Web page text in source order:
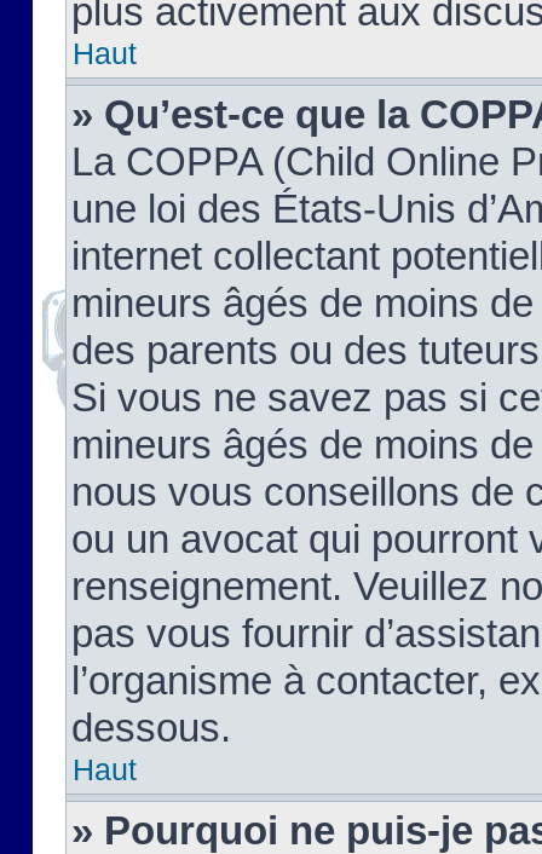
plus activement aux
Haut
» Qu’est-ce que la
La COPPA (Child Online
une loi des États-Unis
internet collectant
mineurs âgés de moins
des parents ou des
Si vous ne savez pas si
mineurs âgés de moins
nous vous conseillons de
ou un avocat qui pourront
renseignement. Veuillez
pas vous fournir
l’organisme à contacter,
dessous.
Haut
» Pourquoi ne puis-je